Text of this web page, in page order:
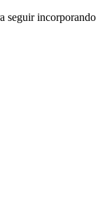
seguir incorporando